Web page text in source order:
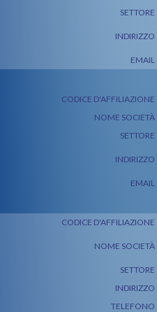
SETTORE
INDIRIZZO
EMAIL
CODICE D'AFFILIAZIONE
NOME SOCIETÀ
SETTORE
INDIRIZZO
EMAIL
CODICE D'AFFILIAZIONE
NOME SOCIETÀ
SETTORE
INDIRIZZO
TELEFONO